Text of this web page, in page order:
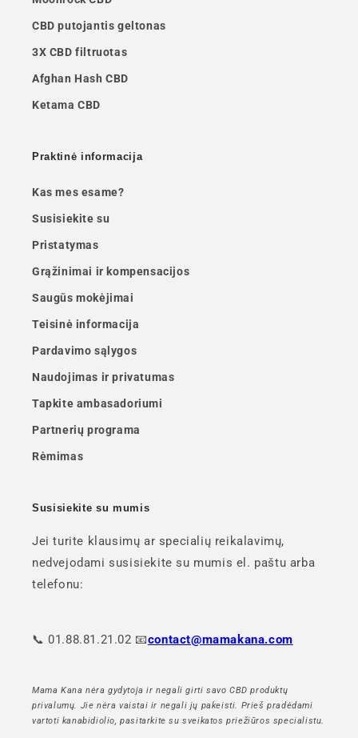
CBD putojantis geltonas
3X CBD filtruotas
Afghan Hash CBD
Ketama CBD
Praktinė informacija
Kas mes esame?
Susisiekite su
Pristatymas
Grąžinimai ir kompensacijos
Saugūs mokėjimai
Teisinė informacija
Pardavimo sąlygos
Naudojimas ir privatumas
Tapkite ambasadoriumi
Partnerių programa
Rėmimas
Susisiekite su mumis
Jei turite klausimų ar specialių reikalavimų,
nedvejodami susisiekite su mumis el. paštu arba
telefonu:
📞 01.88.81.21.02 📧contact@mamakana.com
Mama Kana nėra gydytoja ir negali girti savo CBD produktų
privalumų. Jie nėra vaistai ir negali jų pakeisti. Prieš pradėdami
vartoti kanabidiolio, pasitarkite su sveikatos priežiūros specialistu.